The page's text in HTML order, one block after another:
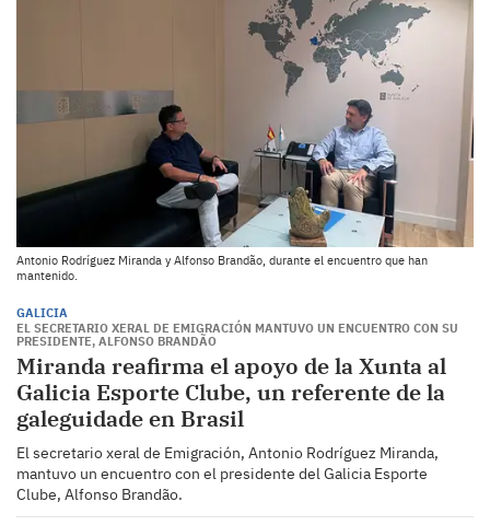
Antonio Rodríguez Miranda y Alfonso Brandão, durante el encuentro que han
mantenido.
GALICIA
EL SECRETARIO XERAL DE EMIGRACIÓN MANTUVO UN ENCUENTRO CON SU
PRESIDENTE, ALFONSO BRANDÃO
Miranda reafirma el apoyo de la Xunta al
Galicia Esporte Clube, un referente de la
galeguidade en Brasil
El secretario xeral de Emigración, Antonio Rodríguez Miranda,
mantuvo un encuentro con el presidente del Galicia Esporte
Clube, Alfonso Brandão.